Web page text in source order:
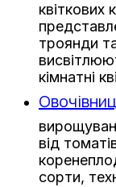
троянди
кімнатні
від
сорти,